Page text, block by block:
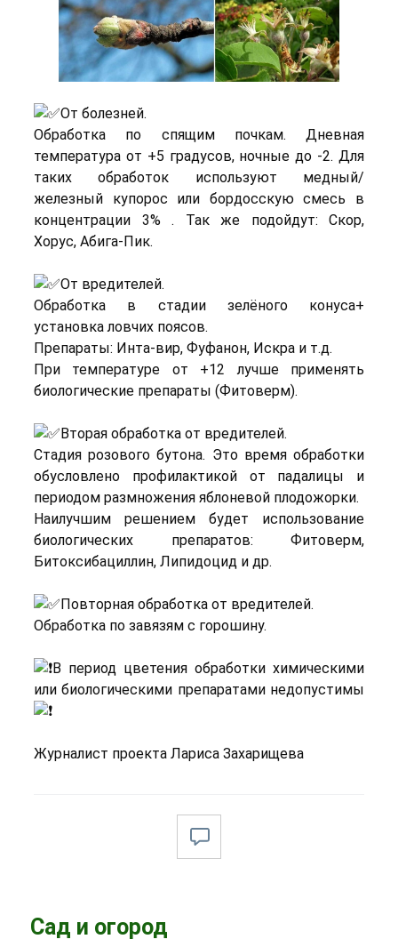
От болезней.
Обработка по спящим почкам. Дневная
температура от +5 градусов, ночные до -2. Для
таких обработок используют медный/
железный купорос или бордосскую смесь в
концентрации 3% . Так же подойдут: Скор,
Хорус, Абига-Пик.
От вредителей.
Обработка в стадии зелёного конуса+
установка ловчих поясов.
Препараты: Инта-вир, Фуфанон, Искра и т.д.
При температуре от +12 лучше применять
биологические препараты (Фитоверм).
Вторая обработка от вредителей.
Стадия розового бутона. Это время обработки
обусловлено профилактикой от падалицы и
периодом размножения яблоневой плодожорки.
Наилучшим решением будет использование
биологических препаратов: Фитоверм,
Битоксибациллин, Липидоцид и др.
Повторная обработка от вредителей.
Обработка по завязям с горошину.
В период цветения обработки химическими
или биологическими препаратами недопустимы
Журналист проекта Лариса Захарищева
Сад и огород